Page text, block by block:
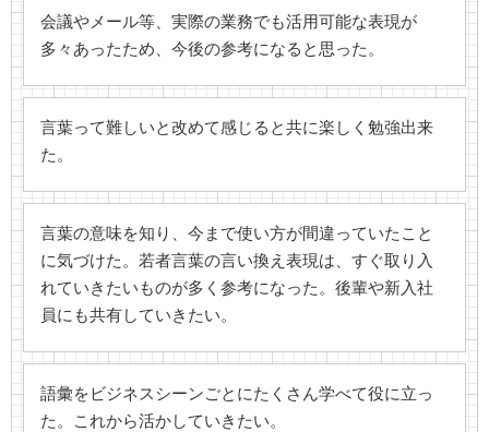
会議やメール等、実際の業務でも活用可能な表現が
多々あったため、今後の参考になると思った。
言葉って難しいと改めて感じると共に楽しく勉強出来
た。
言葉の意味を知り、今まで使い方が間違っていたこと
に気づけた。若者言葉の言い換え表現は、すぐ取り入
れていきたいものが多く参考になった。後輩や新入社
員にも共有していきたい。
語彙をビジネスシーンごとにたくさん学べて役に立っ
た。これから活かしていきたい。